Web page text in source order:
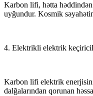
Karbon lifi, hətta həddindən
uyğundur. Kosmik
4. Elektrikli elektrik
Karbon lifi elektrik
dalğalarından qorunan